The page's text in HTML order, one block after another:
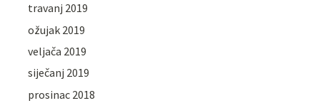
travanj 2019
ožujak 2019
veljača 2019
siječanj 2019
prosinac 2018